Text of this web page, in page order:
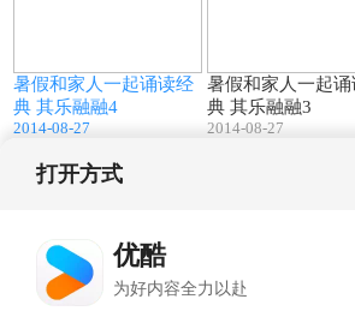
暑假和家人一起诵读经
典 其乐融融4
2014-08-27
暑假和家人一起诵
典 其乐融融3
2014-08-27
打开方式
优酷
为好内容全力以赴